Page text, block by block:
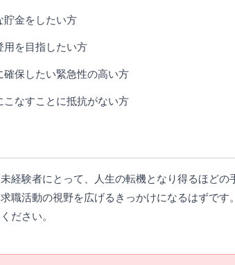
貯金をしたい方
用を目指したい方
確保したい緊急性の高い方
こなすことに抵抗がない方
経験者にとって、人生の転機となり得るほど
職活動の視野を広げるきっかけになるはずで
ださい。